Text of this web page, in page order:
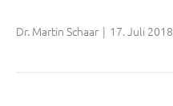
Tab)
neuem
Dr. Martin Schaar | 17. Juli 2018